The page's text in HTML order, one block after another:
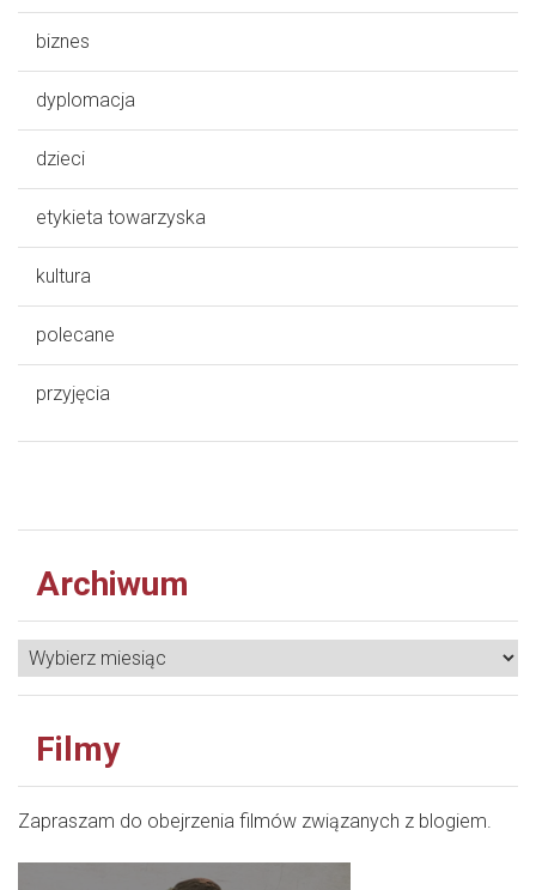
biznes
dyplomacja
dzieci
etykieta towarzyska
kultura
polecane
przyjęcia
Archiwum
Filmy
Zapraszam do obejrzenia filmów związanych z blogiem.